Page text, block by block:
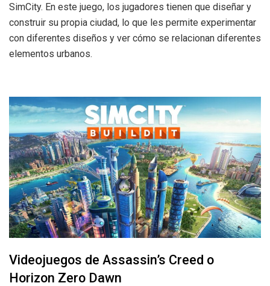
SimCity. En este juego, los jugadores tienen que diseñar y
construir su propia ciudad, lo que les permite experimentar
con diferentes diseños y ver cómo se relacionan diferentes
elementos urbanos.
Videojuegos de Assassin’s Creed o
Horizon Zero Dawn